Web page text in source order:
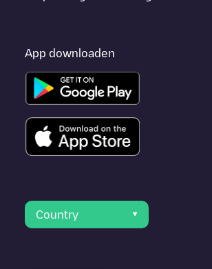
App downloaden
Country